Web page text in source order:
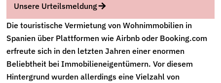
Unsere Urteilsmeldung
Die touristische Vermietung von Wohnimmobilien in
Spanien über Plattformen wie Airbnb oder Booking.com
erfreute sich in den letzten Jahren einer enormen
Beliebtheit bei Immobilieneigentümern. Vor diesem
Hintergrund wurden allerdings eine Vielzahl von